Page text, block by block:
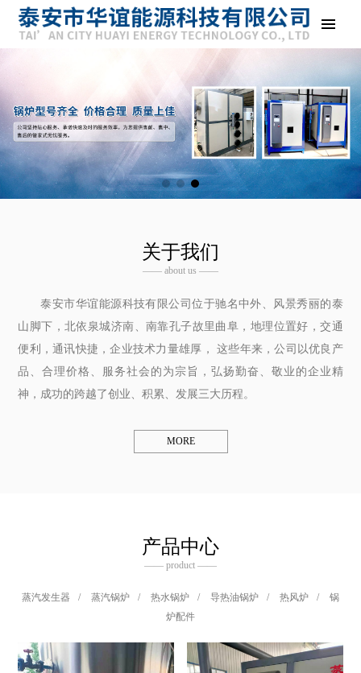
关于我们
—— about us ——
泰安市华谊能源科技有限公司位于驰名中外、风景秀丽的泰
山脚下，北依泉城济南、南靠孔子故里曲阜，地理位置好，交通
便利，通讯快捷，企业技术力量雄厚， 这些年来，公司以优良产
品、合理价格、服务社会的为宗旨，弘扬勤奋、敬业的企业精
神，成功的跨越了创业、积累、发展三大历程。
MORE
产品中心
—— product ——
蒸汽发生器 / 蒸汽锅炉 / 热水锅炉 / 导热油锅炉 / 热风炉 /
锅
炉配件